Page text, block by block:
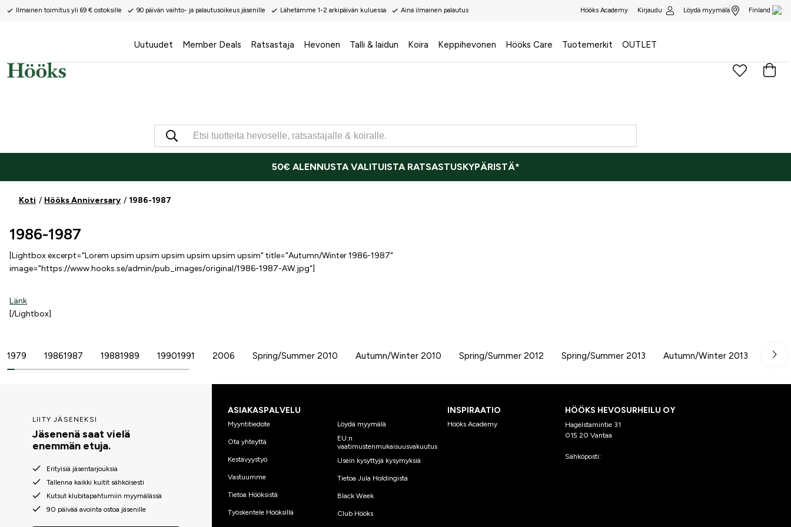
Ilmainen toimitus yli 69 € ostoksille 90 päivän vaihto- ja palautusoikeus jäsenille Lähetämme 1-2 arkipäivän kuluessa Aina ilmainen palautus Hööks Academy Kirjaudu Löydä myymälä Finland
Uutuudet Member Deals Ratsastaja Hevonen Talli & laidun Koira Keppihevonen Hööks Care Tuotemerkit OUTLET
50€ ALENNUSTA VALITUISTA RATSASTUSKYPÄRISTÄ*
Koti Hööks Anniversary 1986-1987
1986-1987
[Lightbox excerpt="Lorem upsim upsim upsim upsim upsim upsim" title="Autumn/Winter 1986-1987"
image="https://www.hooks.se/admin/pub_images/original/1986-1987-AW.jpg"]
Länk
[/Lightbox]
1979 19861987 19881989 19901991 2006 Spring/Summer 2010 Autumn/Winter 2010 Spring/Summer 2012 Spring/Summer 2013 Autumn/Winter 2013
LIITY JÄSENEKSI
Jäsenenä saat vielä
enemmän etuja.
Erityisiä jäsentarjouksia
Tallenna kaikki kuitit sähköisesti
Kutsut klubitapahtumiin myymälässä
90 päivää avointa ostoa jäsenille
ASIAKASPALVELU
Myyntitiedote
Ota yhteyttä
Kestävyystyö
Vastuumme
Tietoa Hööksistä
Työskentele Hööksillä
Löydä myymälä
EU:n
vaatimustenmukaisuusvakuutus
Usein kysyttyjä kysymyksiä
Tietoa Jula Holdingista
Black Week
Club Hööks
INSPIRAATIO
Hööks Academy
HÖÖKS HEVOSURHEILU OY
Hagelstamintie 31
015 20 Vantaa
Sähköposti: